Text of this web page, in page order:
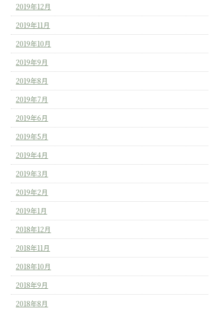
2019年12月
2019年11月
2019年10月
2019年9月
2019年8月
2019年7月
2019年6月
2019年5月
2019年4月
2019年3月
2019年2月
2019年1月
2018年12月
2018年11月
2018年10月
2018年9月
2018年8月